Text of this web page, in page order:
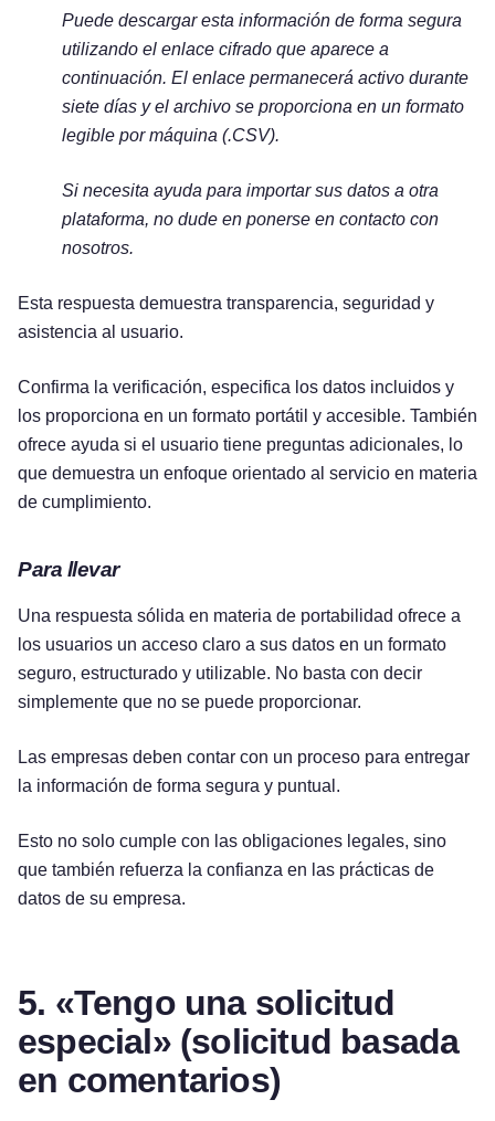
Puede descargar esta información de forma segura
utilizando el enlace cifrado que aparece a
continuación. El enlace permanecerá activo durante
siete días y el archivo se proporciona en un formato
legible por máquina (.CSV).
Si necesita ayuda para importar sus datos a otra
plataforma, no dude en ponerse en contacto con
nosotros.
Esta respuesta demuestra transparencia, seguridad y
asistencia al usuario.
Confirma la verificación, especifica los datos incluidos y
los proporciona en un formato portátil y accesible. También
ofrece ayuda si el usuario tiene preguntas adicionales, lo
que demuestra un enfoque orientado al servicio en materia
de cumplimiento.
Para llevar
Una respuesta sólida en materia de portabilidad ofrece a
los usuarios un acceso claro a sus datos en un formato
seguro, estructurado y utilizable. No basta con decir
simplemente que no se puede proporcionar.
Las empresas deben contar con un proceso para entregar
la información de forma segura y puntual.
Esto no solo cumple con las obligaciones legales, sino
que también refuerza la confianza en las prácticas de
datos de su empresa.
5. «Tengo una solicitud
especial» (solicitud basada
en comentarios)